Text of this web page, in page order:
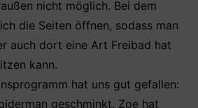
nicht möglich. Bei dem
die Seiten öffnen, sodass man
auch dort eine Art Freibad hat
kann.
hat uns gut gefallen:
geschminkt, Zoe hat